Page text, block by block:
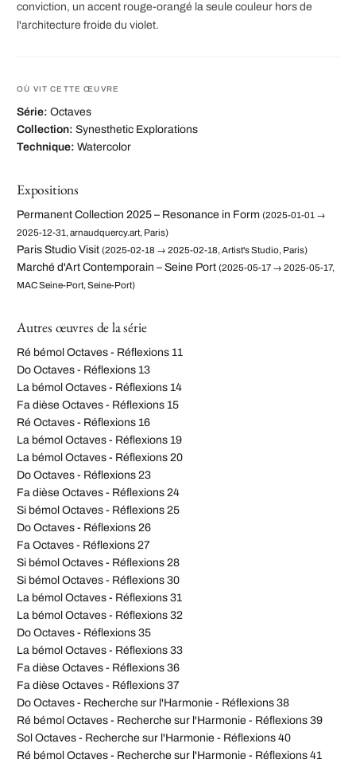
conviction, un accent rouge-orangé la seule couleur hors de
l'architecture froide du violet.
OÙ VIT CETTE ŒUVRE
Série: Octaves
Collection: Synesthetic Explorations
Technique: Watercolor
Expositions
Permanent Collection 2025 – Resonance in Form (2025-01-01 →
2025-12-31, arnaudquercy.art, Paris)
Paris Studio Visit (2025-02-18 → 2025-02-18, Artist's Studio, Paris)
Marché d'Art Contemporain – Seine Port (2025-05-17 → 2025-05-17,
MAC Seine-Port, Seine-Port)
Autres œuvres de la série
Ré bémol Octaves - Réflexions 11
Do Octaves - Réflexions 13
La bémol Octaves - Réflexions 14
Fa dièse Octaves - Réflexions 15
Ré Octaves - Réflexions 16
La bémol Octaves - Réflexions 19
La bémol Octaves - Réflexions 20
Do Octaves - Réflexions 23
Fa dièse Octaves - Réflexions 24
Si bémol Octaves - Réflexions 25
Do Octaves - Réflexions 26
Fa Octaves - Réflexions 27
Si bémol Octaves - Réflexions 28
Si bémol Octaves - Réflexions 30
La bémol Octaves - Réflexions 31
La bémol Octaves - Réflexions 32
Do Octaves - Réflexions 35
La bémol Octaves - Réflexions 33
Fa dièse Octaves - Réflexions 36
Fa dièse Octaves - Réflexions 37
Do Octaves - Recherche sur l'Harmonie - Réflexions 38
Ré bémol Octaves - Recherche sur l'Harmonie - Réflexions 39
Sol Octaves - Recherche sur l'Harmonie - Réflexions 40
Ré bémol Octaves - Recherche sur l'Harmonie - Réflexions 41